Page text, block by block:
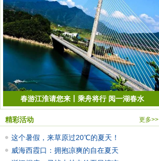
春游江淮请您来丨乘舟将行 阅一湖春水
更多>>
精彩活动
这个暑假，来草原过20℃的夏天！
威海西霞口：拥抱凉爽的自在夏天